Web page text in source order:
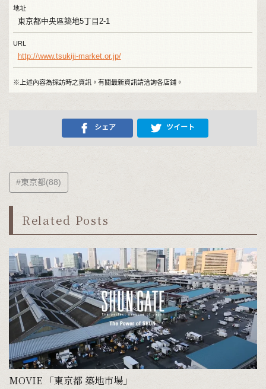
地址
東京都中央區築地5丁目2-1
URL
http://www.tsukiji-market.or.jp/
※上述內容為採訪時之資訊。有關最新資訊請洽詢各店鋪。
シェア ツイート
#東京都(88)
Related Posts
MOVIE 「東京都 築地市場」